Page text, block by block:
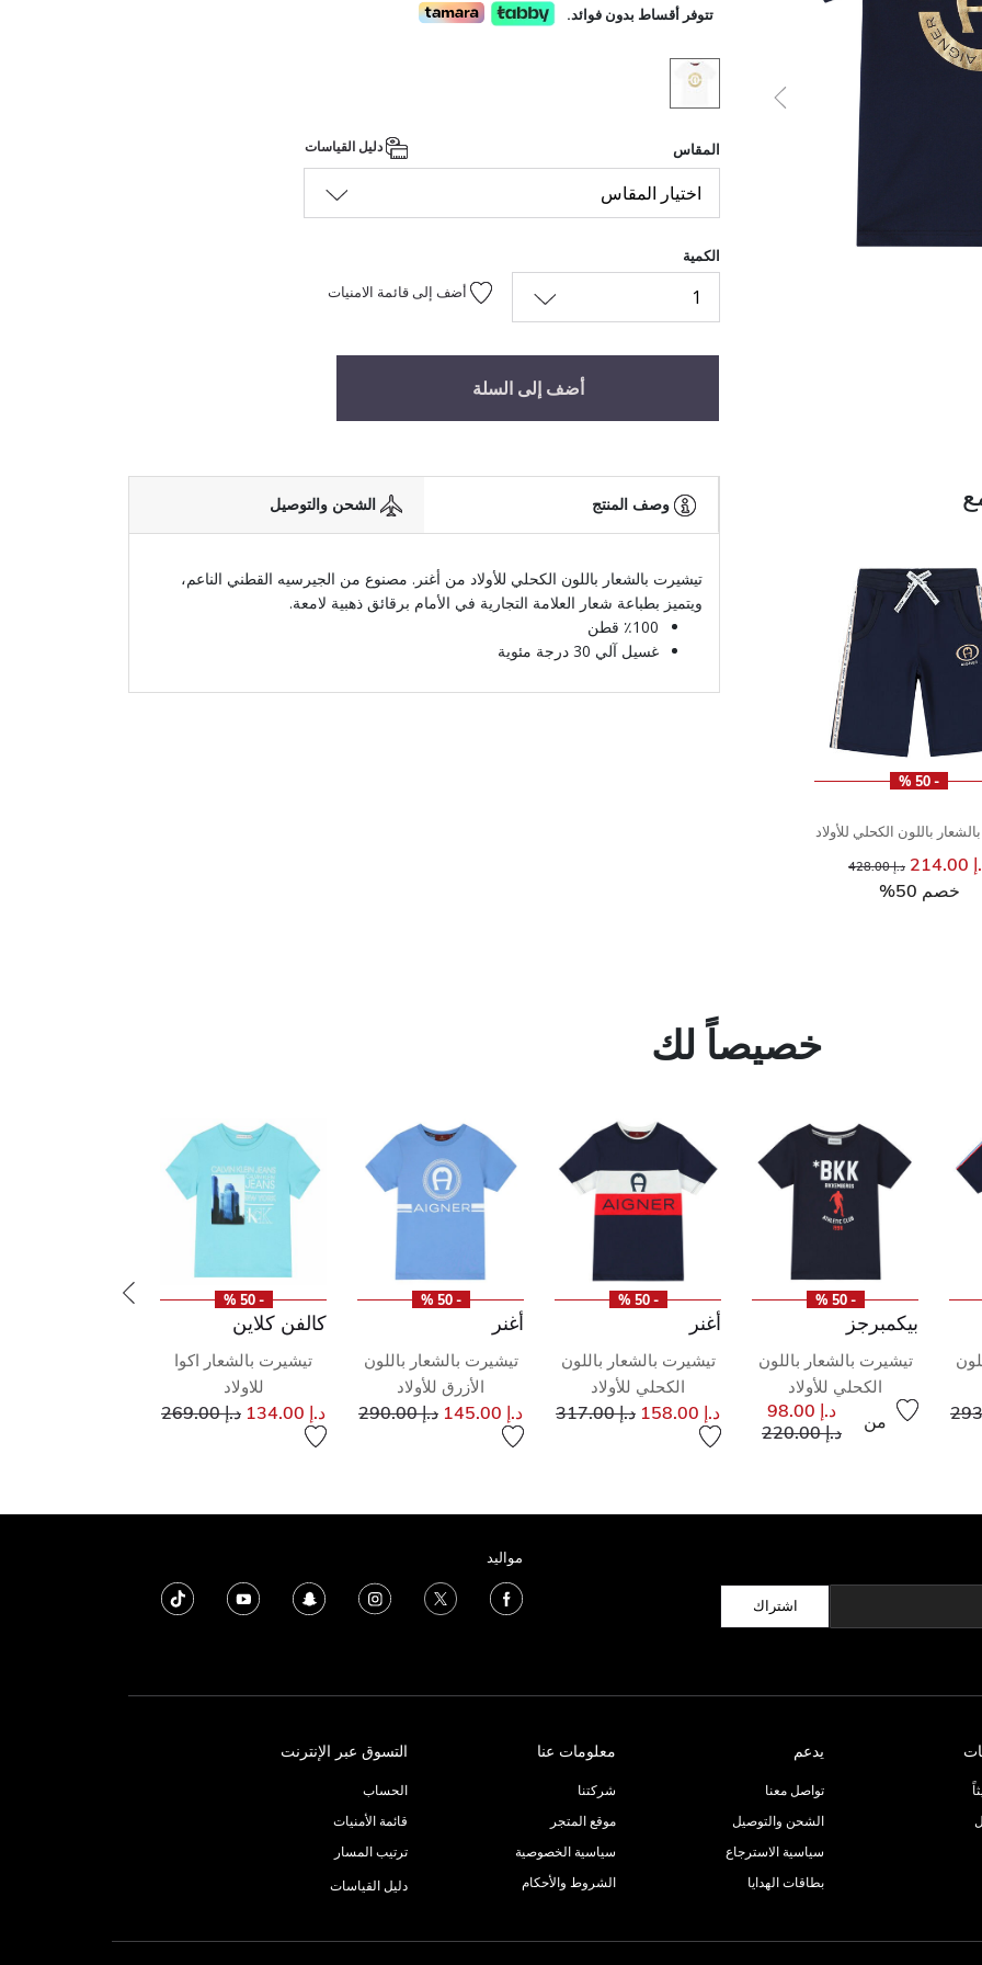
السابق
- 50 %
باللون الكحلي للأولاد
سعر مخفض مند.إ 428.00
خصم 50%
تتوفر أقساط بدون فوائد.
المقاس
اختيار المقاس
الكمية
1 أضف إلى قائمة الامنيات
أضف إلى السلة
وصف المنتج الشحن والتوصيل
تيشيرت بالشعار باللون الكحلي للأولاد من أغنر. مصنوع من الجيرسيه القطني الناعم،
ويتميز بطباعة شعار العلامة التجارية في الأمام برقائق ذهبية لامعة.
٪100 قطن
غسيل آلي 30 درجة مئوية
خصيصاً لك
منإلى
- 50 %
بيكمبرجز
تيشيرت بالشعار باللون
الكحلي للأولاد
من
د.إ 98.00
سعر مخفض من
د.إ 220.00 إلى
- 50 %
أغنر
تيشيرت بالشعار باللون
الكحلي للأولاد
د.إ 158.00 سعر مخفض من
د.إ 317.00 إلى
- 50 %
أغنر
تيشيرت بالشعار باللون
الأزرق للأولاد
د.إ 145.00 سعر مخفض من
د.إ 290.00 إلى
- 50 %
كالفن كلاين
تيشيرت بالشعار اكوا
للاولاد
د.إ 134.00 سعر مخفض من
د.إ 269.00 إلى
اشتراك
مواليد
يدعم
تواصل معنا
الشحن والتوصيل
سياسية الاسترجاع
بطاقات الهدايا
معلومات عنا
شركتنا
موقع المتجر
سياسية الخصوصية
الشروط والأحكام
التسوق عبر الإنترنت
الحساب
قائمة الأمنيات
ترتيب المسار
دليل القياسات